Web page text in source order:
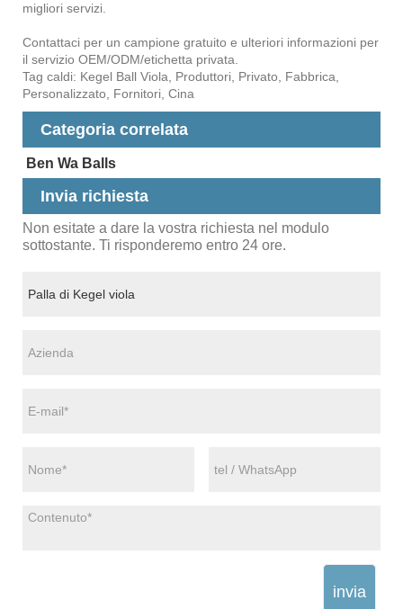
migliori servizi.
Contattaci per un campione gratuito e ulteriori informazioni per
il servizio OEM/ODM/etichetta privata.
Tag caldi: Kegel Ball Viola, Produttori, Privato, Fabbrica,
Personalizzato, Fornitori, Cina
Categoria correlata
Ben Wa Balls
Invia richiesta
Non esitate a dare la vostra richiesta nel modulo
sottostante. Ti risponderemo entro 24 ore.
invia